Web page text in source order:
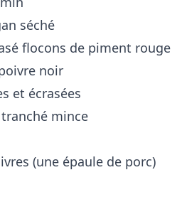
séché
flocons de piment rouge
noir
et écrasées
mince
(une épaule de porc)